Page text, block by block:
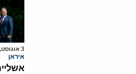
3 אוגוסט, 2026
איראן